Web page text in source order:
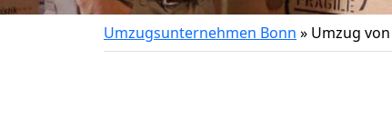
Umzugsunternehmen Bonn » Umzug